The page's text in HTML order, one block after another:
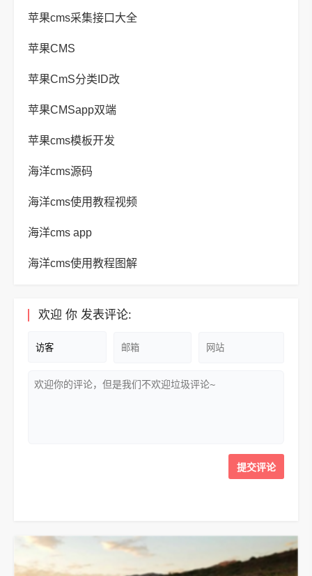
苹果cms采集接口大全
苹果CMS
苹果CmS分类ID改
苹果CMSapp双端
苹果cms模板开发
海洋cms源码
海洋cms使用教程视频
海洋cms app
海洋cms使用教程图解
欢迎 你 发表评论: